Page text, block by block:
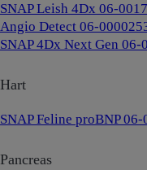
SNAP Leish 4Dx 06-
​​​​​​​Angio Detect 06-
SNAP 4Dx Next Gen
Hart
SNAP Feline proBNP
Pancreas